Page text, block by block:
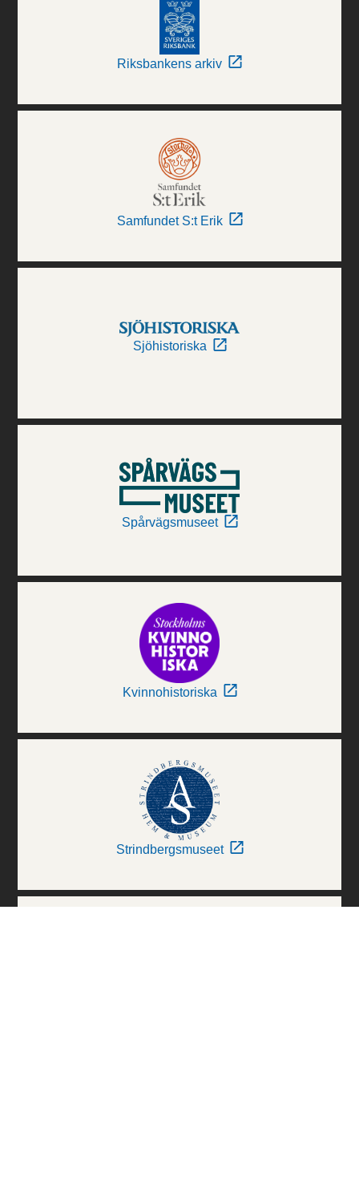
Riksbankens arkiv
Samfundet S:t Erik
Sjöhistoriska
Spårvägsmuseet
Kvinnohistoriska
Strindbergsmuseet